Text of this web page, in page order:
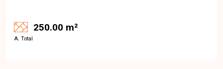
250.00 m²
A. Total